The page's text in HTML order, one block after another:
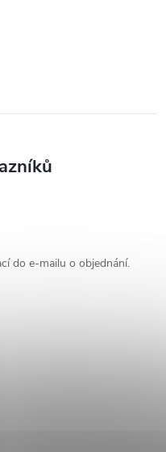
do e-mailu o objednání.